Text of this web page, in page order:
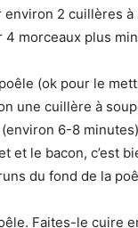
2 cuillères à
morceaux plus
(ok pour le
une cuillère à
(environ 6-8
et le bacon, c’est
du fond de la
Faites-le cuire